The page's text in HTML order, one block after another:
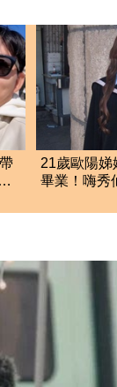
21歲歐陽娣
畢業！嗨